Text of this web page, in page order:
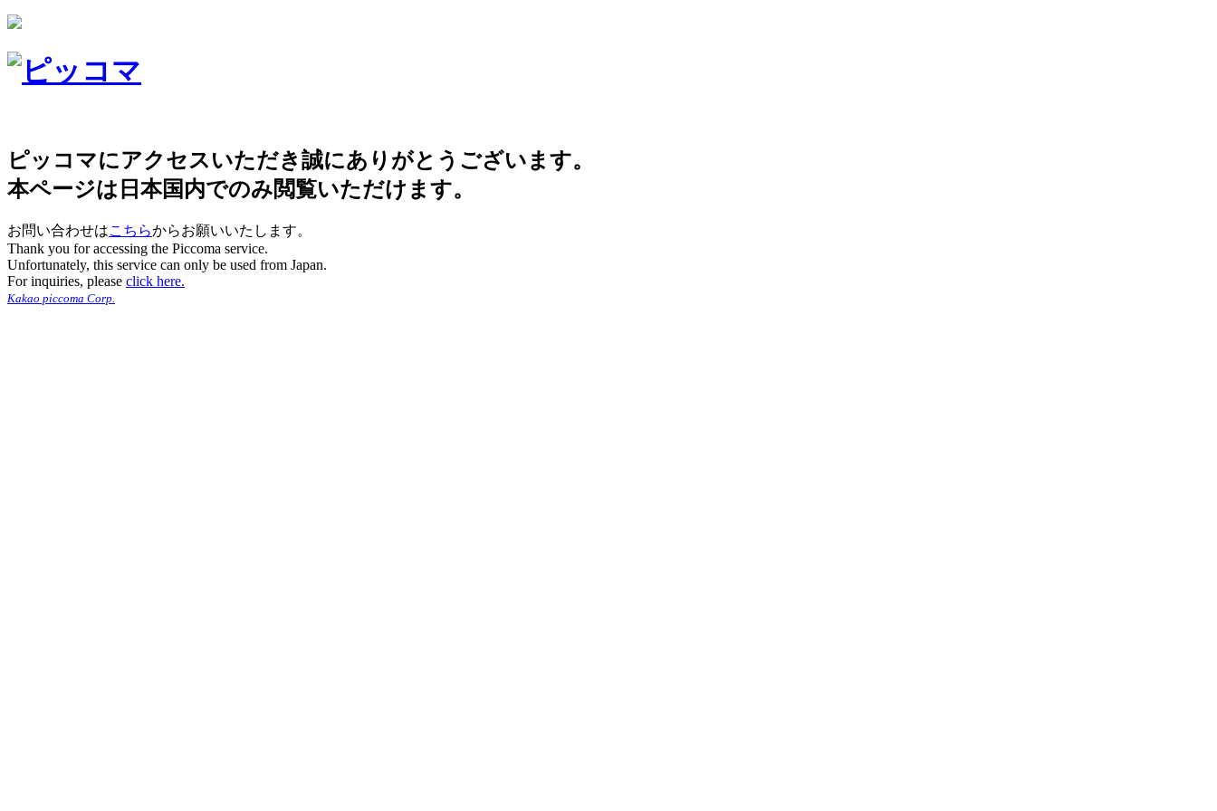
ピッコマにアクセスいただき誠にありがとうございます。
本ページは日本国内でのみ閲覧いただけます。
お問い合わせはこちらからお願いいたします。
Thank you for accessing the Piccoma service.
Unfortunately, this service can only be used from Japan.
For inquiries, please click here.
Kakao piccoma Corp.